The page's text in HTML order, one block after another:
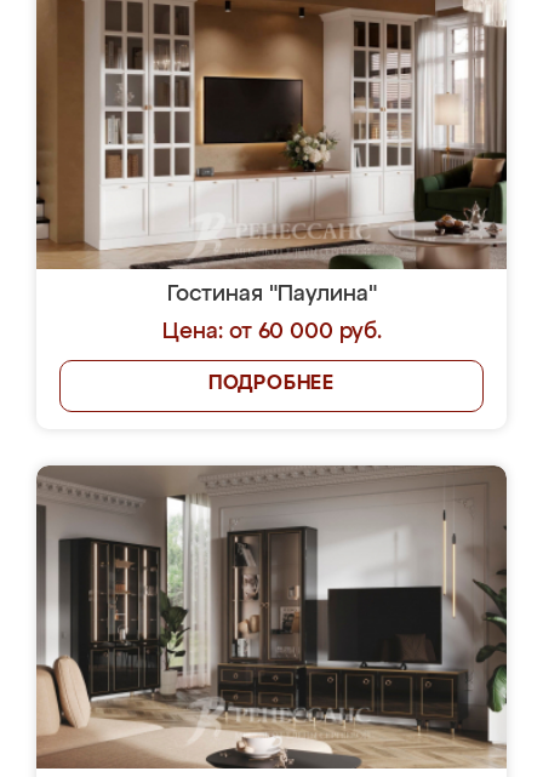
Гостиная "Паулина"
Цена: от 60 000 руб.
ПОДРОБНЕЕ